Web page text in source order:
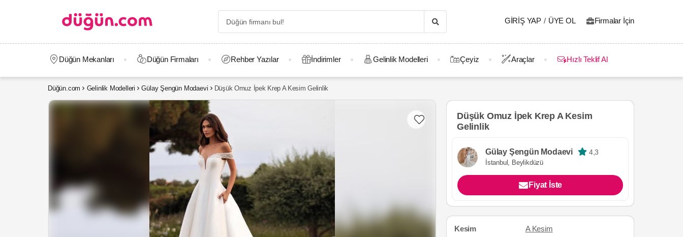
GIRIŞ YAP / ÜYE OL Firmalar İçin
Düğün Mekanları Düğün Firmaları Rehber Yazılar İndirimler Gelinlik Modelleri Çeyiz Araçlar Hızlı Teklif Al
Düğün.com Gelinlik Modelleri Gülay Şengün Modaevi Düşük Omuz İpek Krep A Kesim Gelinlik
Düşük Omuz İpek Krep A Kesim
Gelinlik
Gülay Şengün Modaevi 4,3
İstanbul, Beylikdüzü
Fiyat İste
Kesim A Kesim